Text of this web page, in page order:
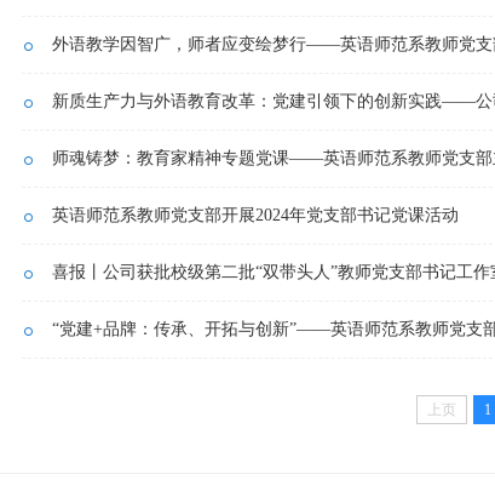
新质生产力与外语教育改革：党建引领下的创新实践——
师魂铸梦：教育家精神专题党课——英语师范系教师党支部
英语师范系教师党支部开展2024年党支部书记党课活动
喜报丨公司获批校级第二批“双带头人”教师党支部书记工作
上页 1